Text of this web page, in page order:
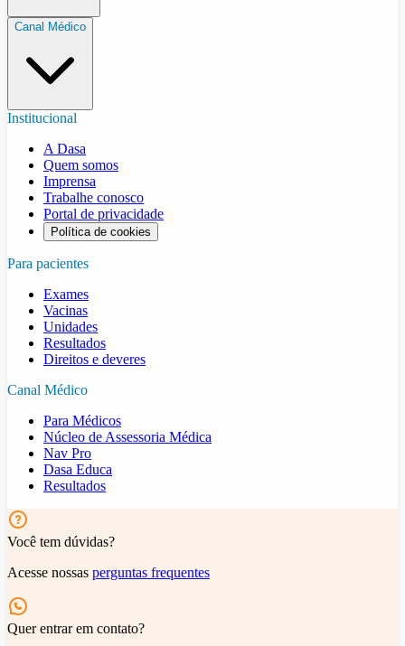
Canal Médico
Institucional
A Dasa
Quem somos
Imprensa
Trabalhe conosco
Portal de privacidade
Política de cookies
Para pacientes
Exames
Vacinas
Unidades
Resultados
Direitos e deveres
Canal Médico
Para Médicos
Núcleo de Assessoria Médica
Nav Pro
Dasa Educa
Resultados
Você tem dúvidas?
Acesse nossas perguntas frequentes
Quer entrar em contato?